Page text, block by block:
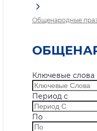
Общенародные
Ключевые слова
Период с
По